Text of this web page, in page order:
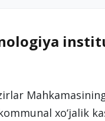
xo‘jalik